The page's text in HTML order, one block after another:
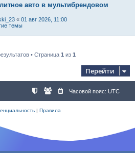
авто в мультибрендовом
« 01 авг 2026, 11:00
темы
• Страница 1 из 1
Перейти
Часовой пояс: UTC
| Правила